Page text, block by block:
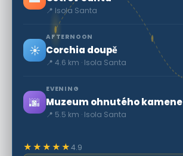
📍 Isola Santa
☀️
AFTERNOON
Corchia doupě
📍 4.6 km · Isola Santa
🌆
EVENING
Muzeum ohnutého kamene
📍 5.5 km · Isola Santa
★★★★★4.9